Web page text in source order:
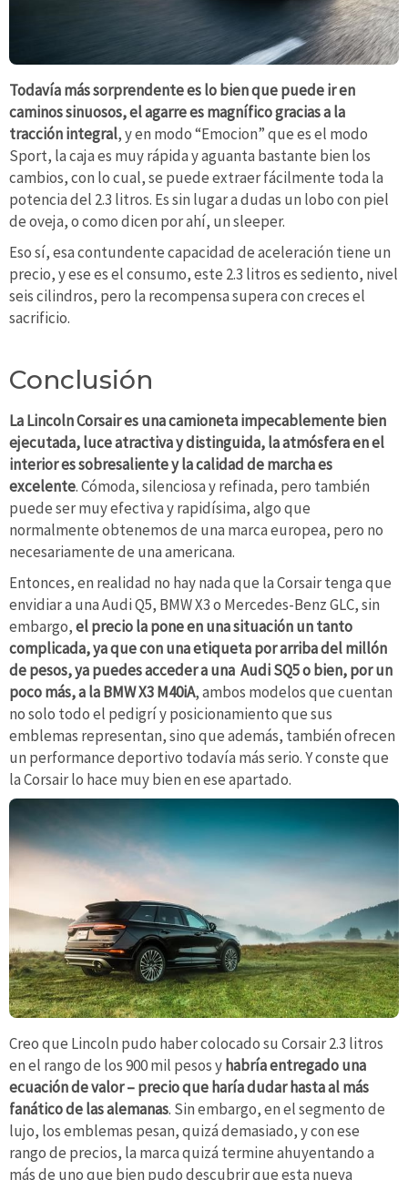
Todavía más sorprendente es lo bien que puede ir en
caminos sinuosos, el agarre es magnífico gracias a la
tracción integral, y en modo “Emocion” que es el modo
Sport, la caja es muy rápida y aguanta bastante bien los
cambios, con lo cual, se puede extraer fácilmente toda la
potencia del 2.3 litros. Es sin lugar a dudas un lobo con piel
de oveja, o como dicen por ahí, un sleeper.
Eso sí, esa contundente capacidad de aceleración tiene un
precio, y ese es el consumo, este 2.3 litros es sediento, nivel
seis cilindros, pero la recompensa supera con creces el
sacrificio.
Conclusión
La Lincoln Corsair es una camioneta impecablemente bien
ejecutada, luce atractiva y distinguida, la atmósfera en el
interior es sobresaliente y la calidad de marcha es
excelente. Cómoda, silenciosa y refinada, pero también
puede ser muy efectiva y rapidísima, algo que
normalmente obtenemos de una marca europea, pero no
necesariamente de una americana.
Entonces, en realidad no hay nada que la Corsair tenga que
envidiar a una Audi Q5, BMW X3 o Mercedes-Benz GLC, sin
embargo,el precio la pone en una situación un tanto
complicada, ya que con una etiqueta por arriba del millón
de pesos, ya puedes acceder a una Audi SQ5 o bien, por un
poco más, a la BMW X3 M40iA, ambos modelos que cuentan
no solo todo el pedigrí y posicionamiento que sus
emblemas representan, sino que además, también ofrecen
un performance deportivo todavía más serio. Y conste que
la Corsair lo hace muy bien en ese apartado.
Creo que Lincoln pudo haber colocado su Corsair 2.3 litros
en el rango de los 900 mil pesos y habría entregado una
ecuación de valor – precio que haría dudar hasta al más
fanático de las alemanas. Sin embargo, en el segmento de
lujo, los emblemas pesan, quizá demasiado, y con ese
rango de precios, la marca quizá termine ahuyentando a
más de uno que bien pudo descubrir que esta nueva